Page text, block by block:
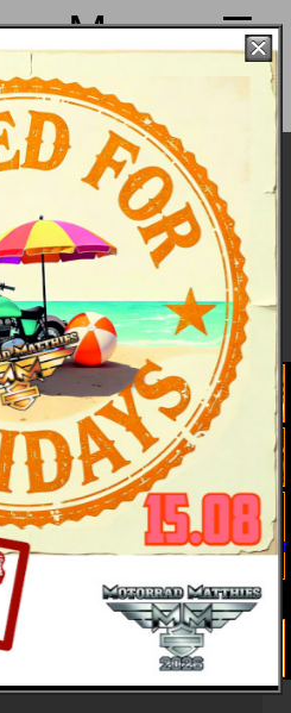
Menu
für
Deluxe Modelljahr
& Bildergalerie
erobert das